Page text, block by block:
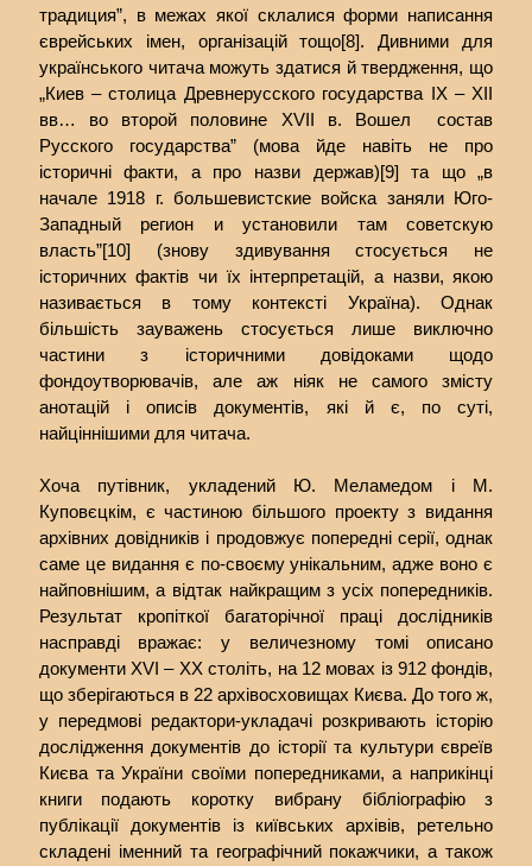
традиция”, в межах якої склалися форми написання
єврейських імен, організацій тощо[8]. Дивними для
українського читача можуть здатися й твердження, що
„Киев – столица Древнерусского государства ІХ – ХІІ
вв… во второй половине XVII в. Вошел состав
Русского государства” (мова йде навіть не про
історичні факти, а про назви держав)[9] та що „в
начале 1918 г. большевистские войска заняли Юго-
Западный регион и установили там советскую
власть”[10] (знову здивування стосується не
історичних фактів чи їх інтерпретацій, а назви, якою
називається в тому контексті Україна). Однак
більшість зауважень стосується лише виключно
частини з історичними довідоками щодо
фондоутворювачів, але аж ніяк не самого змісту
анотацій і описів документів, які й є, по суті,
найціннішими для читача.
Хоча путівник, укладений Ю. Меламедом і М.
Куповєцкім, є частиною більшого проекту з видання
архівних довідників і продовжує попередні серії, однак
саме це видання є по-своєму унікальним, адже воно є
найповнішим, а відтак найкращим з усіх попередників.
Результат кропіткої багаторічної праці дослідників
насправді вражає: у величезному томі описано
документи XVI – XX століть, на 12 мовах із 912 фондів,
що зберігаються в 22 архівосховищах Києва. До того ж,
у передмові редактори-укладачі розкривають історію
дослідження документів до історії та культури євреїв
Києва та України своїми попередниками, а наприкінці
книги подають коротку вибрану бібліографію з
публікації документів із київських архівів, ретельно
складені іменний та географічний покажчики, а також